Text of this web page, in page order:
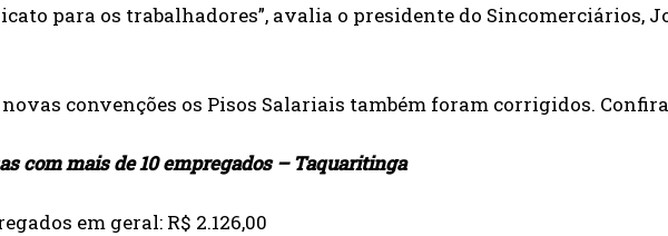
para os trabalhadores”, avalia o presidente do Sincomerciários,
novas convenções os Pisos Salariais também foram corrigidos.
com mais de 10 empregados – Taquaritinga
em geral: R$ 2.126,00